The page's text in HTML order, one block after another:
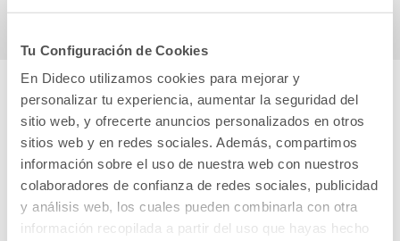
Tu Configuración de Cookies
En Dideco utilizamos cookies para mejorar y
personalizar tu experiencia, aumentar la seguridad del
sitio web, y ofrecerte anuncios personalizados en otros
sitios web y en redes sociales. Además, compartimos
información sobre el uso de nuestra web con nuestros
colaboradores de confianza de redes sociales, publicidad
y análisis web, los cuales pueden combinarla con otra
información recopilada a partir del uso que hayas hecho
Cuéntanos tu opinión
¡Sé el primero en valorar este producto!
Debes iniciar sesión para poder valorarlo